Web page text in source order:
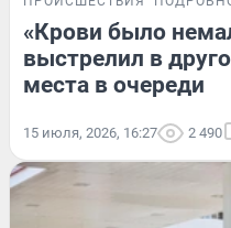
«Крови было
выстрелил в
места в очереди
15 июля, 2026, 16:27 2 490